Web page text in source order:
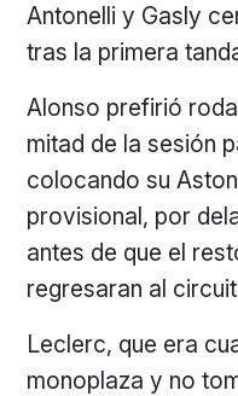
Antonelli y Gasly
tras la primera
Alonso prefirió
mitad de la sesión
colocando su
provisional, por
antes de que el
regresaran al
Leclerc, que era
monoplaza y no